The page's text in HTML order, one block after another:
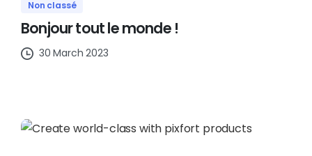
Non classé
Bonjour tout le monde !
30 March 2023